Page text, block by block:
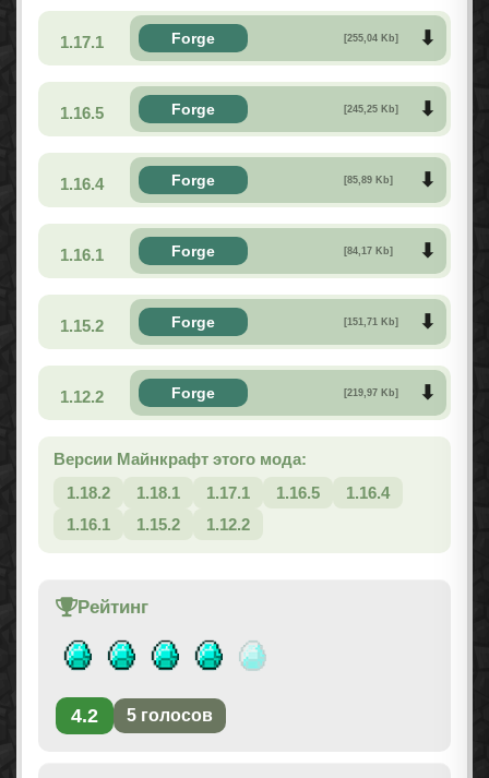
1.17.1 Forge [255,04 Kb]
1.16.5 Forge [245,25 Kb]
1.16.4 Forge [85,89 Kb]
1.16.1 Forge [84,17 Kb]
1.15.2 Forge [151,71 Kb]
1.12.2 Forge [219,97 Kb]
Версии Майнкрафт этого мода:
1.18.2
1.18.1 1.17.1 1.16.5
1.16.4
1.16.1
1.15.2 1.12.2
Рейтинг
4.2 5 голосов